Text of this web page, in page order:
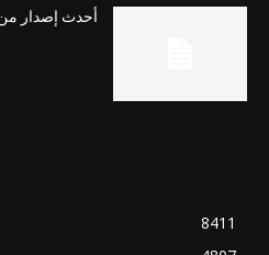
8411